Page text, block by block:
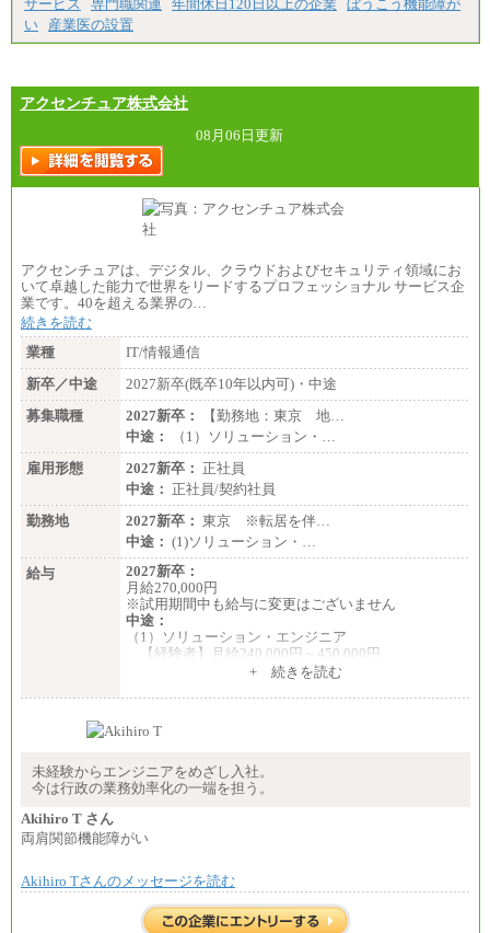
サービス
専門職関連 年間休日120日以上の企業
ぼうこう機能障が
い
産業医の設置
アクセンチュア株式会社
08月06日更新
アクセンチュアは、デジタル、クラウドおよびセキュリティ領域にお
いて卓越した能力で世界をリードするプロフェッショナル サービス企
業です。40を超える業界の…
続きを読む
業種
IT/情報通信
新卒／中途
2027新卒(既卒10年以内可)・中途
募集職種
2027新卒：
【勤務地：東京 地…
中途：
（1）ソリューション・…
雇用形態
2027新卒： 正社員
中途： 正社員/契約社員
勤務地
2027新卒： 東京 ※転居を伴…
中途： (1)ソリューション・…
給与
2027新卒：
月給270,000円
※試用期間中も給与に変更はございません
中途：
（1）ソリューション・エンジニア
【経験者】月給240,000円～450,000円
※地域や業務内容によって変動があります
※地域や業務内容によって変動があります
（2）一般事務
※地域や業務内容によって変動があります
※試用期間中も給与に変更はございません
+ 続きを読む
未経験からエンジニアをめざし入社。
今は行政の業務効率化の一端を担う。
Akihiro T さん
両肩関節機能障がい
Akihiro Tさんのメッセージを読む